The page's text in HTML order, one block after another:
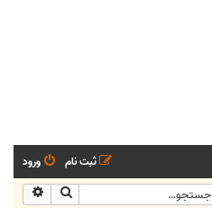
ورود
ثبت نام
جستجو